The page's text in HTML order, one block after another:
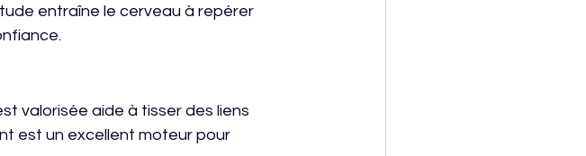
entraîne le cerveau à repérer
valorisée aide à tisser des liens
est un excellent moteur pour